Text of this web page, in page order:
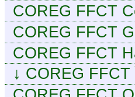
COREG FFCT
Loire
COREG FFCT
COREG FFCT
↓ COREG